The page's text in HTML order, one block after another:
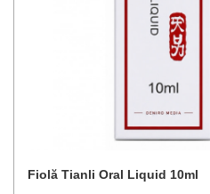
Fiolă Tianli Oral Liquid 10ml